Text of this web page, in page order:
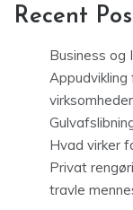
Recent
Business og
Appudvikling
Hvad virker
Privat
travle